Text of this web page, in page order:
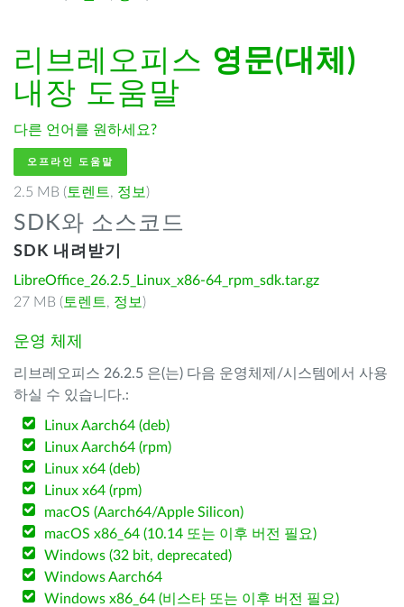
리브레오피스 영문(대체)
내장 도움말
다른 언어를 원하세요?
오프라인 도움말
2.5 MB ( 토렌트, 정보 )
SDK와 소스코드
SDK 내려받기
LibreOffice_26.2.5_Linux_x86-64_rpm_sdk.tar.gz
27 MB ( 토렌트, 정보 )
운영 체제
리브레오피스 26.2.5 은(는) 다음 운영체제/시스템에서 사용
하실 수 있습니다.:
Linux Aarch64 (deb)
Linux Aarch64 (rpm)
Linux x64 (deb)
Linux x64 (rpm)
macOS (Aarch64/Apple Silicon)
macOS x86_64 (10.14 또는 이후 버전 필요)
Windows (32 bit, deprecated)
Windows Aarch64
Windows x86_64 (비스타 또는 이후 버전 필요)